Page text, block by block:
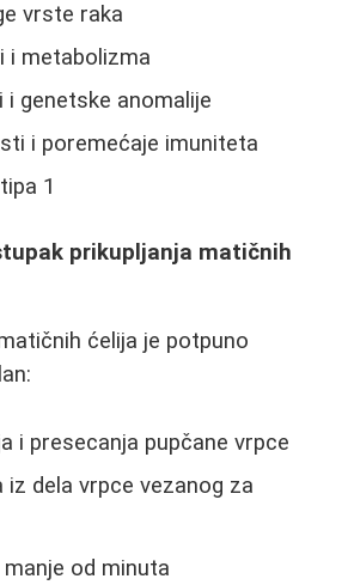
vrste raka
i metabolizma
genetske anomalije
i poremećaje imuniteta
1
prikupljanja matičnih
ćelija je potpuno
i presecanja pupčane vrpce
iz dela vrpce vezanog za
od minuta